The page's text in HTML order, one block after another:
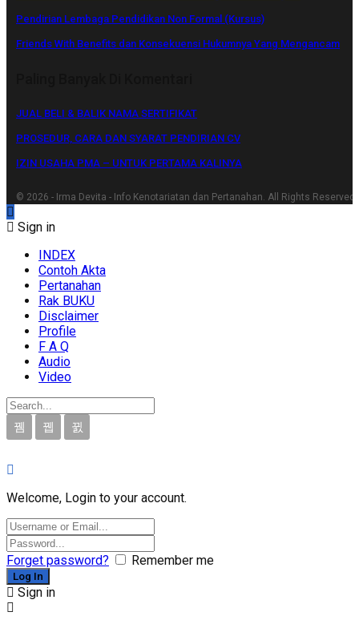
Pendirian Lembaga Pendidikan Non Formal (Kursus)
Friends With Benefits dan Konsekuensi Hukumnya Yang Mengancam
JUAL BELI & BALIK NAMA SERTIFIKAT
PROSEDUR, CARA DAN SYARAT PENDIRIAN CV
IZIN USAHA PMA – UNTUK PERTAMA KALINYA
© 2026 - Irma Devita - Info Kenotariatan dan Pertanahan. All Rights Reserved.
Sign in
INDEX
Contoh Akta
Pertanahan
Rak BUKU
Disclaimer
Profile
F A Q
Audio
Video
Welcome, Login to your account.
Forget password? Remember me
Sign in